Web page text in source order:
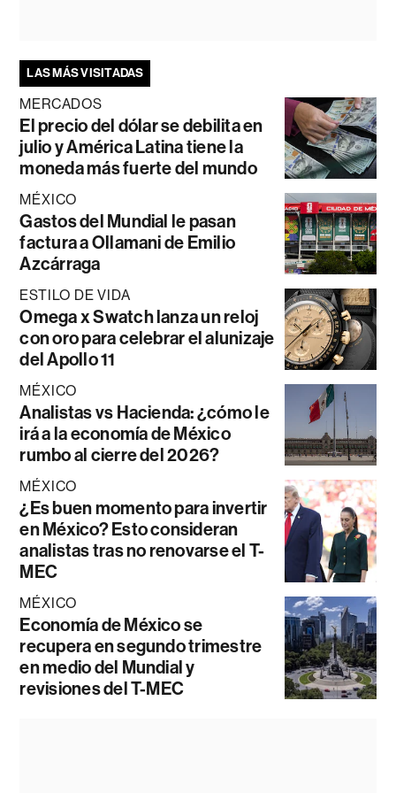
LAS MÁS VISITADAS
MERCADOS
El precio del dólar se debilita en
julio y América Latina tiene la
moneda más fuerte del mundo
MÉXICO
Gastos del Mundial le pasan
factura a Ollamani de Emilio
Azcárraga
ESTILO DE VIDA
Omega x Swatch lanza un reloj
con oro para celebrar el alunizaje
del Apollo 11
MÉXICO
Analistas vs Hacienda: ¿cómo le
irá a la economía de México
rumbo al cierre del 2026?
MÉXICO
¿Es buen momento para invertir
en México? Esto consideran
analistas tras no renovarse el T-
MEC
MÉXICO
Economía de México se
recupera en segundo trimestre
en medio del Mundial y
revisiones del T-MEC